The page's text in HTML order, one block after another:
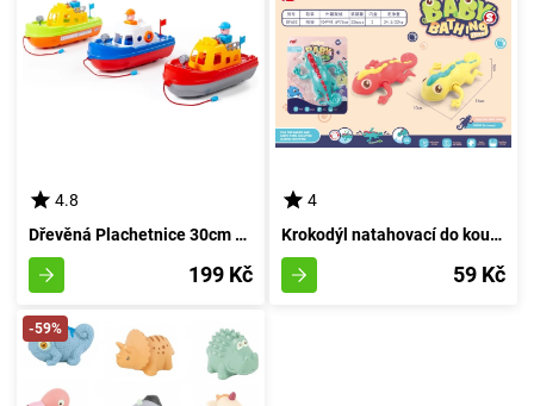
4.8
Dřevěná Plachetnice 30cm od Polesie
199 Kč
4
Krokodýl natahovací do koupelny délky 14 cm
59 Kč
-59%